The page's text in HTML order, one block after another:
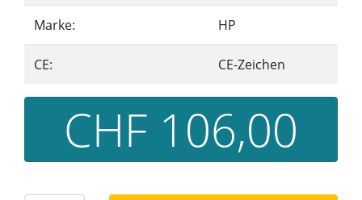
Marke: HP
CE: CE-Zeichen
CHF 106,00